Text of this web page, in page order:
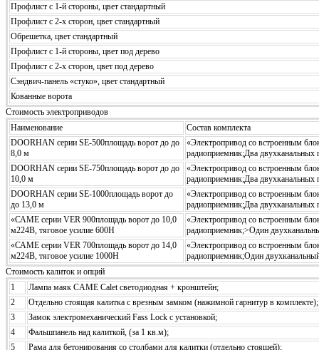
Профлист с 1-й стороны, цвет стандартный
Профлист с 2-х сторон, цвет стандартный
Обрешетка, цвет стандартный
Профлист с 1-й стороны, цвет под дерево
Профлист с 2-х сторон, цвет под дерево
Сэндвич-панель «стуко», цвет стандартный
Кованные ворота
Стоимость электроприводов
Наименование
Состав комплекта
DOORHAN серии SE-500площадь ворот до до
8,0 м
«Электропривод со встроенным
радиоприемник;Два двухканальных
DOORHAN серии SE-750площадь ворот до до
10,0 м
«Электропривод со встроенным
радиоприемник;Два двухканальных
DOORHAN серии SE-1000площадь ворот до
до 13,0 м
«Электропривод со встроенным
радиоприемник;Два двухканальных
«САМЕ серии VER 900площадь ворот до 10,0
м224В, тяговое усилие 600Н
«Электропривод со встроенным
радиоприемник;>Один
«САМЕ серии VER 700площадь ворот до 14,0
м224В, тяговое усилие 1000Н
«Электропривод со встроенным
радиоприемник;Один
Стоимость калиток и опций
1
Лампа маяк CAME Calet светодиодная + кронштейн;
2
Отдельно стоящая калитка с врезным замком (нажимной гарнитур в комплекте);
3
Замок электромеханический Fass Lock с установкой;
4
Фальшпанель над калиткой, (за 1 кв.м);
5
Рама для бетонирования со столбами для калитки (отдельно стоящей);